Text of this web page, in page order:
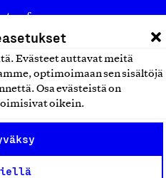
Evästeet auttavat meitä
optimoimaan sen sisältöjä
Osa evästeistä on
oikein.